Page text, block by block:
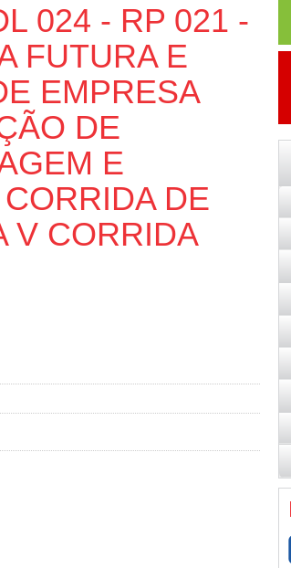
024 - RP 021 -
FUTURA E
EMPRESA
DE
E
DE
V CORRIDA